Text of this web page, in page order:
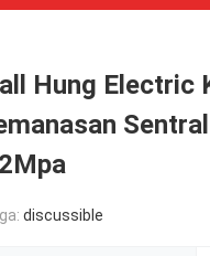
Hung Electric
discussible